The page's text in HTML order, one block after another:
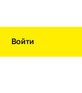
Войти